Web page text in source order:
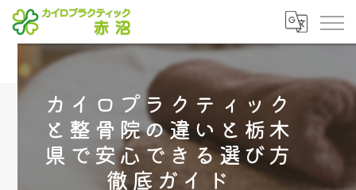
カイロプラクティック
と整骨院の違いと栃木
県で安心できる選び方
徹底ガイド